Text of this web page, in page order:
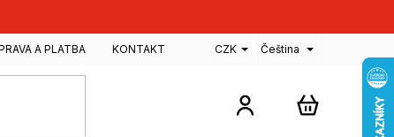
A PLATBA KONTAKT CZK Čeština
NÁKUPNÍ